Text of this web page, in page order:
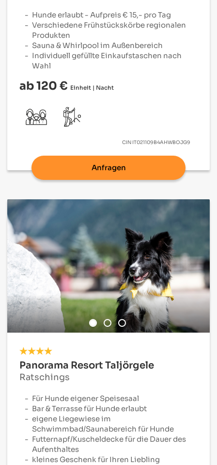
Hunde erlaubt - Aufpreis € 15,- pro Tag
Verschiedene Frühstückskörbe regionalen
Produkten
Sauna & Whirlpool im Außenbereich
Individuell gefüllte Einkaufstaschen nach
Wahl
ab 120 € Einheit | Nacht
CIN IT021109B4AHWBOJG9
Anfragen
Panorama Resort Taljörgele
Ratschings
Für Hunde eigener Speisesaal
Bar & Terrasse für Hunde erlaubt
eigene Liegewiese im
Schwimmbad/Saunabereich für Hunde
Futternapf/Kuscheldecke für die Dauer des
Aufenthaltes
kleines Geschenk für Ihren Liebling